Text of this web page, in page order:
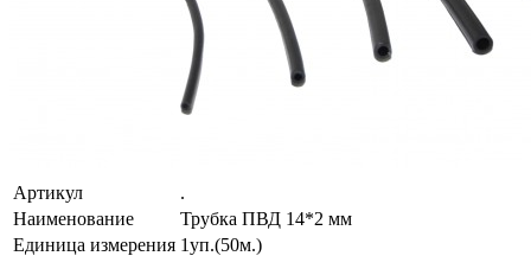
Артикул
.
Наименование
Трубка ПВД 14*2 мм
Единица измерения 1уп.(50м.)